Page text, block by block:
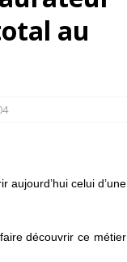
au
aujourd’hui celui d’une
découvrir ce métier